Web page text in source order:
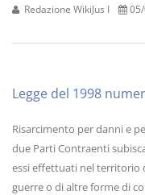
Redazione WikiJus I
Legge del 1998
Risarcimento per danni e
due Parti Contraenti
essi effettuati nel territorio
guerre o di altre forme di